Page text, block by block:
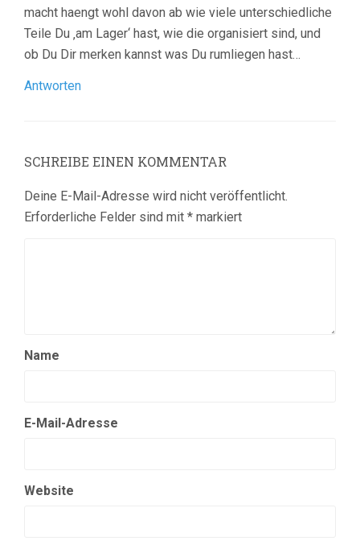
macht haengt wohl davon ab wie viele unterschiedliche
Teile Du ‚am Lager‘ hast, wie die organisiert sind, und
ob Du Dir merken kannst was Du rumliegen hast…
Antworten
SCHREIBE EINEN KOMMENTAR
Deine E-Mail-Adresse wird nicht veröffentlicht.
Erforderliche Felder sind mit * markiert
Name
E-Mail-Adresse
Website